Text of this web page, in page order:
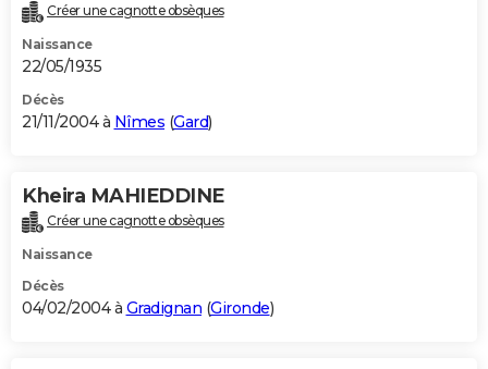
Créer une cagnotte obsèques
Naissance
22/05/1935
Décès
21/11/2004 à Nîmes (Gard)
Kheira MAHIEDDINE
Créer une cagnotte obsèques
Naissance
Décès
04/02/2004 à Gradignan (Gironde)